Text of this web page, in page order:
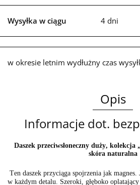
Wysyłka w ciągu 4 dni
w okresie letnim wydłużny czas
Opis
Informacje dot.
Daszek przeciwsłoneczny duży,
skóra naturalna
Ten daszek przyciąga spojrzenia jak
w każdym detalu.
Szeroki, głęboko